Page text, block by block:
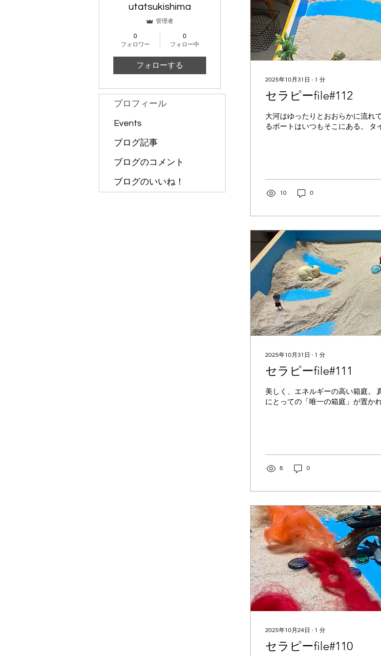
2025年10月31日 ∙ 1 分
セラピーfile#112
大河はゆったりとおおらかに流れ
るボートはいつもそこにある。 タ
10 0
2025年10月31日 ∙ 1 分
セラピーfile#111
美しく、エネルギーの高い箱庭。
にとっての「唯一の箱庭」が置か
8 0
2025年10月24日 ∙ 1 分
セラピーfile#110
utatsukishima
管理者
0
フォロワー
0
フォロー中
フォローする
プロフィール
Events
ブログ記事
ブログのコメント
ブログのいいね！